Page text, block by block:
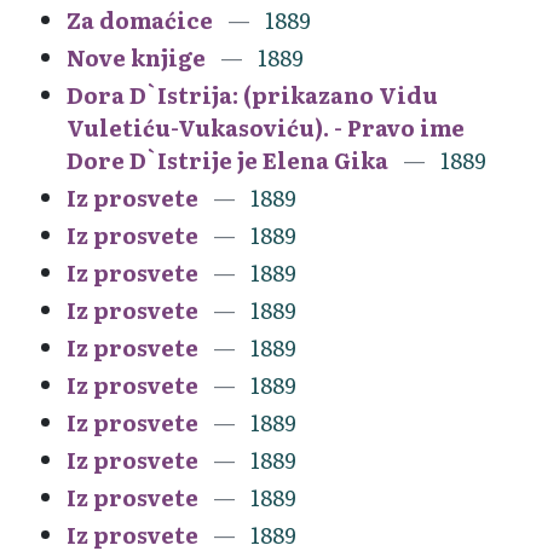
Za domaćice
1889
Nove knjige
1889
Dora D`Istrija: (prikazano Vidu
Vuletiću-Vukasoviću). - Pravo ime
Dore D`Istrije je Elena Gika
1889
Iz prosvete
1889
Iz prosvete
1889
Iz prosvete
1889
Iz prosvete
1889
Iz prosvete
1889
Iz prosvete
1889
Iz prosvete
1889
Iz prosvete
1889
Iz prosvete
1889
Iz prosvete
1889